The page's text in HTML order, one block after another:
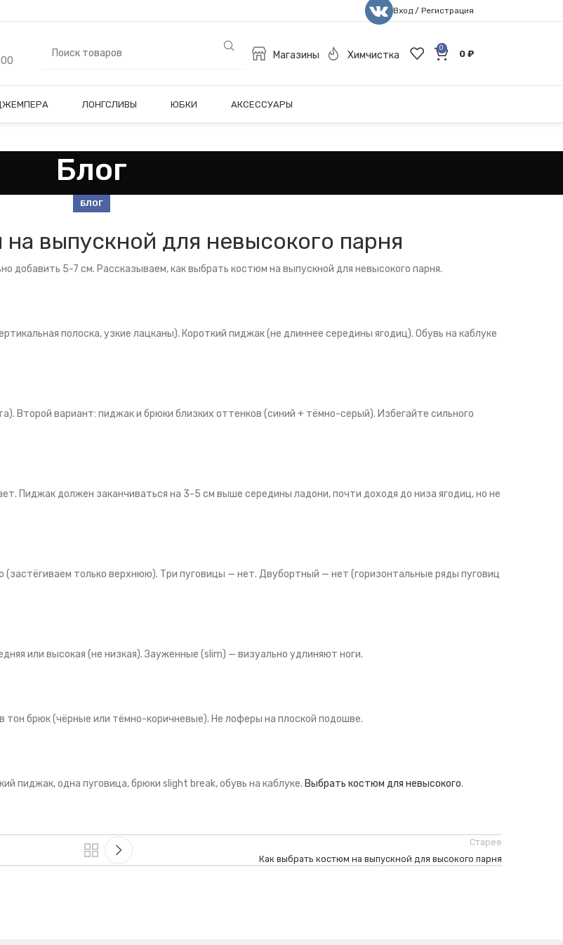
Вход / Регистрация
Магазины Химчистка
0
0 ₽
ЛОНГСЛИВЫ ЮБКИ АКСЕССУАРЫ
Блог
БЛОГ
выпускной для невысокого парня
добавить 5-7 см. Рассказываем, как выбрать костюм на выпускной для невысокого парня.
полоска, узкие лацканы). Короткий пиджак (не длиннее середины ягодиц). Обувь на каблуке
Второй вариант: пиджак и брюки близких оттенков (синий + тёмно-серый). Избегайте сильного
Пиджак должен заканчиваться на 3-5 см выше середины ладони, почти доходя до низа ягодиц, но не
только верхнюю). Три пуговицы — нет. Двубортный — нет (горизонтальные ряды пуговиц
или высокая (не низкая). Зауженные (slim) — визуально удлиняют ноги.
брюк (чёрные или тёмно-коричневые). Не лоферы на плоской подошве.
пиджак, одна пуговица, брюки slight break, обувь на каблуке. Выбрать костюм для невысокого.
Старее
Как выбрать костюм на выпускной для высокого парня